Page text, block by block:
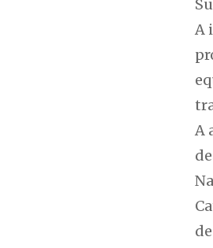
A
A